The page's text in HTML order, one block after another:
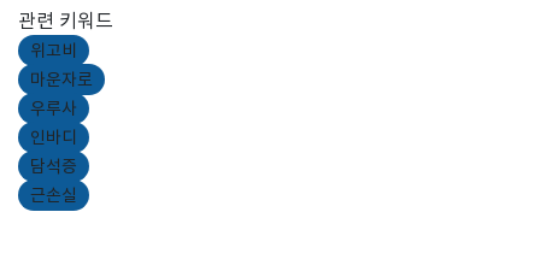
관련 키워드
위고비
마운자로
우루사
인바디
담석증
근손실